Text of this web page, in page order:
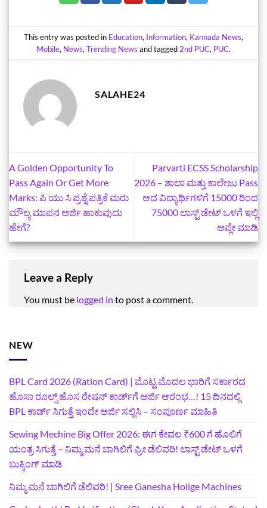
This entry was posted in Education, Information, Kannada News,
Mobile, News, Trending News and tagged 2nd PUC, PUC.
SALAHE24
A Golden Opportunity To
Pass Again Or Get More
Marks: ಪಿ ಯು ಸಿ ಪ್ರಶ್ನೆ ಪತ್ರಿಕೆ ಮರು
ಮೌಲ್ಯ ಮಾಪನ ಅರ್ಜಿ ಹಾಕುವುದು
ಹೇಗೆ?
Parvarti ECSS Scholarship
2026 – ಶಾಲಾ ಮತ್ತು ಕಾಲೇಜು Pass
ಆದ ವಿದ್ಯಾರ್ಥಿಗಳಿಗೆ 15000 ರಿಂದ
75000 ಲಾಸ್ಟ್‌ ಡೇಟ್‌ ಒಳಗೆ ಇಲ್ಲಿ
ಅಪ್ಲೇ ಮಾಡಿ
Leave a Reply
You must be logged in to post a comment.
NEW
BPL Card 2026 (Ration Card) | ಮೊಟ್ಟ ಮೊದಲ ಭಾರಿಗೆ ಸರ್ಕಾರದ
ಹೊಸಾ ರೂಲ್ಸ್ ಹೊಸ ರೇಷನ್ ಕಾರ್ಡ್‌ಗೆ ಅರ್ಜಿ ಆರಂಭ…! 15 ದಿನದಲ್ಲಿ
BPL ಕಾರ್ಡ್ ಸಿಗುತ್ತೆ ಇಂದೇ ಅರ್ಜಿ ಸಲ್ಲಿಸಿ – ಸಂಪೂರ್ಣ ಮಾಹಿತಿ
Sewing Mechine Big Offer 2026: ಈಗ ಕೇವಲ ₹600 ಗೆ ಹೊಲಿಗೆ
ಯಂತ್ರ ಸಿಗುತ್ತೆ – ನಿಮ್ಮ ಮನೆ ಬಾಗಿಲಿಗೆ‍ ಫ್ರೀ ಡೆಲಿವರಿ! ಲಾಸ್ಟ್‌ ಡೇಟ್‌ ಒಳಗೆ
ಬುಕ್ಕಿಂಗ್‌ ಮಾಡಿ
ನಿಮ್ಮ ಮನೆ ಬಾಗಿಲಿಗೆ ಡೆಲಿವರಿ! | Sree Ganesha Holige Machines